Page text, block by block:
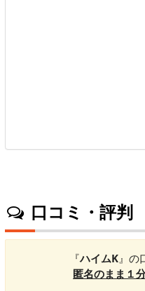
口コミ・評判
『ハイムK 』の
匿名のまま１